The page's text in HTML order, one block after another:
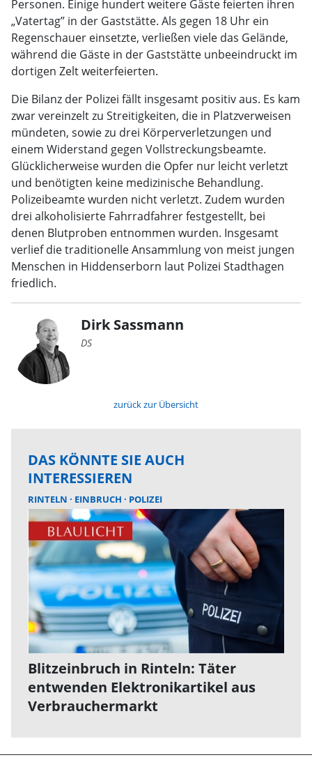
Personen. Einige hundert weitere Gäste feierten ihren
„Vatertag” in der Gaststätte. Als gegen 18 Uhr ein
Regenschauer einsetzte, verließen viele das Gelände,
während die Gäste in der Gaststätte unbeeindruckt im
dortigen Zelt weiterfeierten.
Die Bilanz der Polizei fällt insgesamt positiv aus. Es kam
zwar vereinzelt zu Streitigkeiten, die in Platzverweisen
mündeten, sowie zu drei Körperverletzungen und
einem Widerstand gegen Vollstreckungsbeamte.
Glücklicherweise wurden die Opfer nur leicht verletzt
und benötigten keine medizinische Behandlung.
Polizeibeamte wurden nicht verletzt. Zudem wurden
drei alkoholisierte Fahrradfahrer festgestellt, bei
denen Blutproben entnommen wurden. Insgesamt
verlief die traditionelle Ansammlung von meist jungen
Menschen in Hiddenserborn laut Polizei Stadthagen
friedlich.
Dirk Sassmann
DS
zurück zur Übersicht
DAS KÖNNTE SIE AUCH
INTERESSIEREN
RINTELN EINBRUCH POLIZEI
Blitzeinbruch in Rinteln: Täter
entwenden Elektronikartikel aus
Verbrauchermarkt